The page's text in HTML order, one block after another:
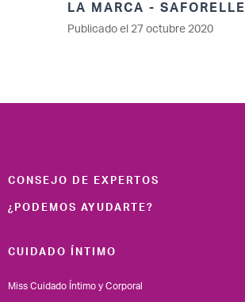
LA MARCA - SAFORELLE
Publicado el 27 octubre 2020
CONSEJO DE EXPERTOS
¿PODEMOS AYUDARTE?
CUIDADO ÍNTIMO
Miss Cuidado Íntimo y Corporal